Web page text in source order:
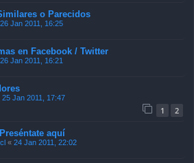
o Parecidos
26 Jan 2011, 16:25
en Facebook / Twitter
26 Jan 2011, 16:21
25 Jan 2011, 17:47
1 2
aquí
« 24 Jan 2011, 22:02